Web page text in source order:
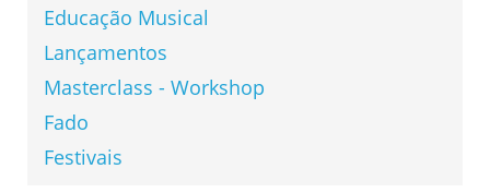
Educação Musical
Lançamentos
Masterclass - Workshop
Fado
Festivais